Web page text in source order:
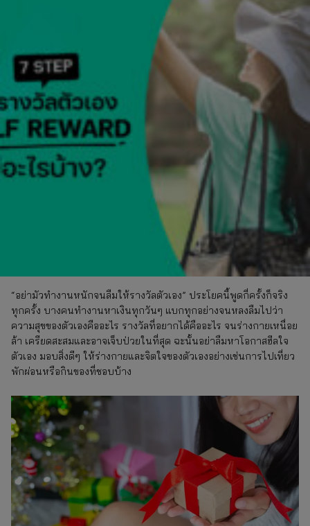
“อย่ามัวทำงานหนักจนลืมให้รางวัลตัวเอง” ประโยคนี้พูดกี่ครั้งก็จริง
ทุกครั้ง บางคนทำงานหาเงินทุกวันๆ แบกทุกอย่างจนหลงลืมไปว่า
ความสุขของตัวเองคืออะไร รางวัลที่อยากได้คืออะไร จนร่างกายเหนื่อย
ล้า เครียดสะสมและอาจเจ็บป่วยในที่สุด ฉะนั้นอย่าลืมหาโอกาสฮีลใจ
ตัวเอง มอบสิ่งดีๆ ให้ร่างกายและจิตใจของตัวเองอย่างเช่นการไปเที่ยว
พักผ่อนหรือกินของที่ชอบบ้าง